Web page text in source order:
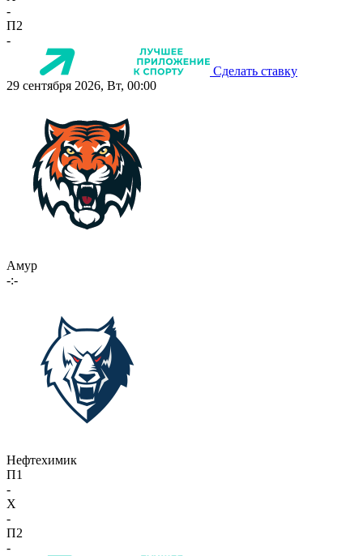
-
П2
-
Сделать ставку
29 сентября 2026, Вт, 00:00
Амур
-:-
Нефтехимик
П1
-
X
-
П2
-